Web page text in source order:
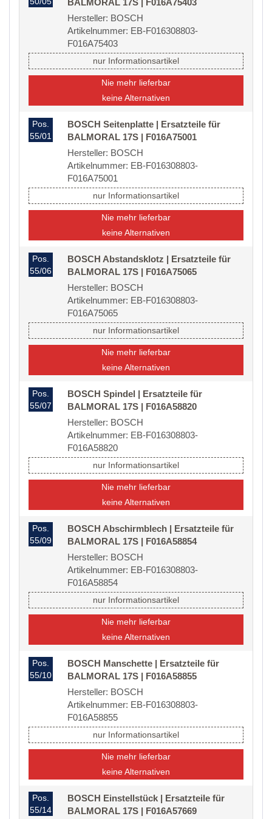
BALMORAL 17S | F016A75403
Hersteller: BOSCH
Artikelnummer: EB-F016308803-
F016A75403
nur Informationsartikel
Nie mehr lieferbar
keine Alternativen
Pos.
55/01
BOSCH Seitenplatte | Ersatzteile für
BALMORAL 17S | F016A75001
Hersteller: BOSCH
Artikelnummer: EB-F016308803-
F016A75001
nur Informationsartikel
Nie mehr lieferbar
keine Alternativen
Pos.
55/06
BOSCH Abstandsklotz | Ersatzteile für
BALMORAL 17S | F016A75065
Hersteller: BOSCH
Artikelnummer: EB-F016308803-
F016A75065
nur Informationsartikel
Nie mehr lieferbar
keine Alternativen
Pos.
55/07
BOSCH Spindel | Ersatzteile für
BALMORAL 17S | F016A58820
Hersteller: BOSCH
Artikelnummer: EB-F016308803-
F016A58820
nur Informationsartikel
Nie mehr lieferbar
keine Alternativen
Pos.
55/09
BOSCH Abschirmblech | Ersatzteile für
BALMORAL 17S | F016A58854
Hersteller: BOSCH
Artikelnummer: EB-F016308803-
F016A58854
nur Informationsartikel
Nie mehr lieferbar
keine Alternativen
Pos.
55/10
BOSCH Manschette | Ersatzteile für
BALMORAL 17S | F016A58855
Hersteller: BOSCH
Artikelnummer: EB-F016308803-
F016A58855
nur Informationsartikel
Nie mehr lieferbar
keine Alternativen
Pos.
55/14
BOSCH Einstellstück | Ersatzteile für
BALMORAL 17S | F016A57669